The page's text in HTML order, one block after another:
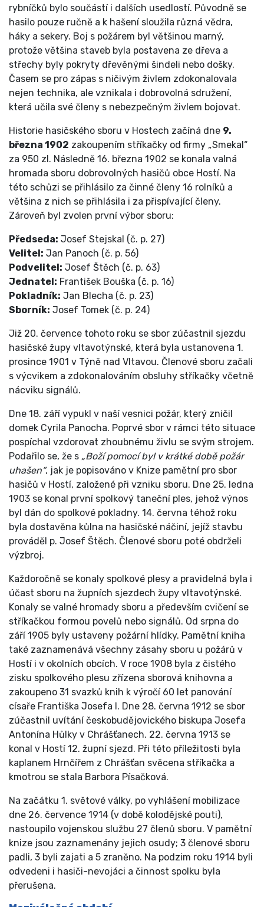
rybníčků bylo součástí i dalších usedlostí. Původně se
hasilo pouze ručně a k hašení sloužila různá vědra,
háky a sekery. Boj s požárem byl většinou marný,
protože většina staveb byla postavena ze dřeva a
střechy byly pokryty dřevěnými šindeli nebo došky.
Časem se pro zápas s ničivým živlem zdokonalovala
nejen technika, ale vznikala i dobrovolná sdružení,
která učila své členy s nebezpečným živlem bojovat.
Historie hasičského sboru v Hostech začíná dne 9.
března 1902 zakoupením stříkačky od firmy „Smekal“
za 950 zl. Následně 16. března 1902 se konala valná
hromada sboru dobrovolných hasičů obce Hostí. Na
této schůzi se přihlásilo za činné členy 16 rolníků a
většina z nich se přihlásila i za přispívající členy.
Zároveň byl zvolen první výbor sboru:
Předseda: Josef Stejskal (č. p. 27)
Velitel: Jan Panoch (č. p. 56)
Podvelitel: Josef Štěch (č. p. 63)
Jednatel: František Bouška (č. p. 16)
Pokladník: Jan Blecha (č. p. 23)
Sborník: Josef Tomek (č. p. 24)
Již 20. července tohoto roku se sbor zúčastnil sjezdu
hasičské župy vltavotýnské, která byla ustanovena 1.
prosince 1901 v Týně nad Vltavou. Členové sboru začali
s výcvikem a zdokonalováním obsluhy stříkačky včetně
nácviku signálů.
Dne 18. září vypukl v naší vesnici požár, který zničil
domek Cyrila Panocha. Poprvé sbor v rámci této situace
pospíchal vzdorovat zhoubnému živlu se svým strojem.
Podařilo se, že s „Boží pomocí byl v krátké době požár
uhašen“, jak je popisováno v Knize pamětní pro sbor
hasičů v Hostí, založené při vzniku sboru. Dne 25. ledna
1903 se konal první spolkový taneční ples, jehož výnos
byl dán do spolkové pokladny. 14. června téhož roku
byla dostavěna kůlna na hasičské náčiní, jejíž stavbu
prováděl p. Josef Štěch. Členové sboru poté obdrželi
výzbroj.
Každoročně se konaly spolkové plesy a pravidelná byla i
účast sboru na župních sjezdech župy vltavotýnské.
Konaly se valné hromady sboru a především cvičení se
stříkačkou formou povelů nebo signálů. Od srpna do
září 1905 byly ustaveny požární hlídky. Pamětní kniha
také zaznamenává všechny zásahy sboru u požárů v
Hostí i v okolních obcích. V roce 1908 byla z čistého
zisku spolkového plesu zřízena sborová knihovna a
zakoupeno 31 svazků knih k výročí 60 let panování
císaře Františka Josefa I. Dne 28. června 1912 se sbor
zúčastnil uvítání českobudějovického biskupa Josefa
Antonína Hůlky v Chrášťanech. 22. června 1913 se
konal v Hostí 12. župní sjezd. Při této příležitosti byla
kaplanem Hrnčířem z Chrášťan svěcena stříkačka a
kmotrou se stala Barbora Písačková.
Na začátku 1. světové války, po vyhlášení mobilizace
dne 26. července 1914 (v době kolodějské pouti),
nastoupilo vojenskou službu 27 členů sboru. V pamětní
knize jsou zaznamenány jejich osudy; 3 členové sboru
padli, 3 byli zajati a 5 zraněno. Na podzim roku 1914 byli
odvedeni i hasiči-nevojáci a činnost spolku byla
přerušena.